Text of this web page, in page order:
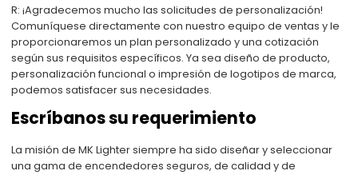
R: ¡Agradecemos mucho las solicitudes de personalización!
Comuníquese directamente con nuestro equipo de ventas y le
proporcionaremos un plan personalizado y una cotización
según sus requisitos específicos. Ya sea diseño de producto,
personalización funcional o impresión de logotipos de marca,
podemos satisfacer sus necesidades.
Escríbanos su requerimiento
La misión de MK Lighter siempre ha sido diseñar y seleccionar
una gama de encendedores seguros, de calidad y de